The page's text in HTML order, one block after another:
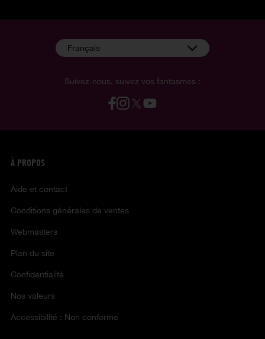
Suivez-nous, suivez vos fantasmes :
Français
À PROPOS
Aide et contact
Conditions générales de ventes
Webmasters
Plan du site
Confidentialité
Nos valeurs
Accessibilité : Non conforme